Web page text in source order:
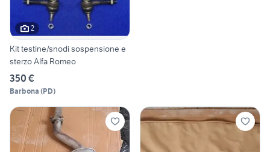
2
Kit testine/snodi sospensione e
sterzo Alfa Romeo
350 €
Barbona (PD)